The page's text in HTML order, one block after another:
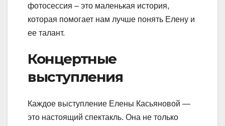
фотосессия – это маленькая история,
которая помогает нам лучше понять Елену и
ее талант.
Концертные
выступления
Каждое выступление Елены Касьяновой —
это настоящий спектакль. Она не только